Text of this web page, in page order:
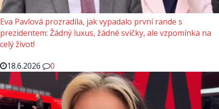
Eva Pavlová prozradila, jak vypadalo první rande s
prezidentem: Žádný luxus, žádné svíčky, ale vzpomínka na
celý život!
18.6.2026
0